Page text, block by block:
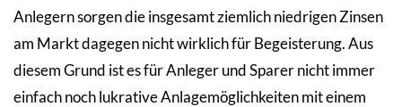
Anlegern sorgen die insgesamt ziemlich niedrigen Zinsen
am Markt dagegen nicht wirklich für Begeisterung. Aus
diesem Grund ist es für Anleger und Sparer nicht immer
einfach noch lukrative Anlagemöglichkeiten mit einem